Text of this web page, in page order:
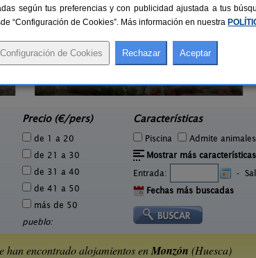
Casa Rural Agustín
Precio (€/pers)
de 1 a 20
de 21 a 30
de 31 a 40
de 41 a 50
más de 50
pueblo:
Características
Piscina Admite animales
Mostrar más características
Entrada:
-
Fechas más buscadas
han encontrado alojamientos enMonzón (Huesca)
según tus preferencias y con publicidad ajustada a tus
“Configuración de Cookies”. Más información en nuestra